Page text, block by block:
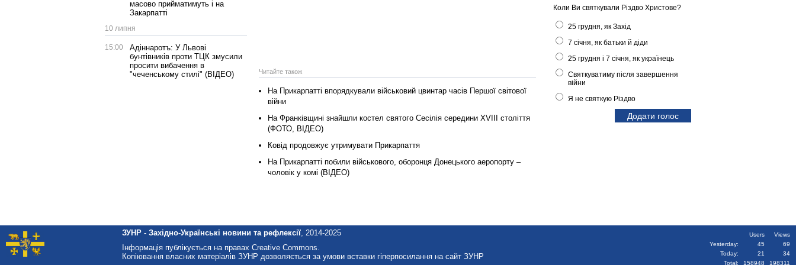
масово прийматимуть і на
Закарпатті
10 липня
15:00
Адіннаротъ: У Львові
бунтівників проти ТЦК змусили
просити вибачення в
"чеченському стилі" (ВІДЕО)
Читайте також
На Прикарпатті впорядкували військовий цвинтар часів Першої світової
війни
На Франківщині знайшли костел святого Сесілія середини XVIII століття
(ФОТО, ВІДЕО)
Ковід продовжує утримувати Прикарпаття
На Прикарпатті побили військового, оборонця Донецького аеропорту –
чоловік у комі (ВІДЕО)
Коли Ви святкували Різдво Христове?
25 грудня, як Захід
7 січня, як батьки й діди
25 грудня і 7 січня, як українець
Святкуватиму після завершення
війни
Я не святкую Різдво
ЗУНР - Західно-Українські новини та рефлексії, 2014-2025
Інформація публікується на правах Creative Commons.
Копіювання власних матеріалів ЗУНР дозволяється за умови вставки гіперпосилання на сайт ЗУНР
Users
Views
Yesterday:
45
69
Today:
21
34
Total:
158948 198311